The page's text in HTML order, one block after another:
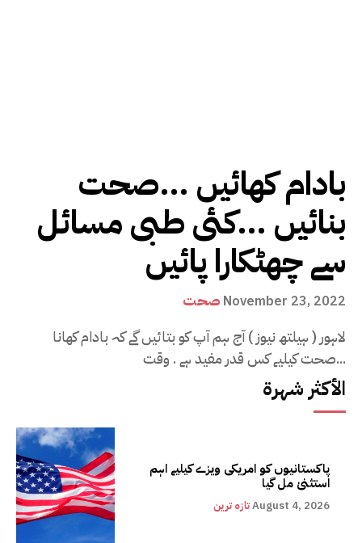
بادام کھائیں …صحت
بنائیں …کئی طبی مسائل
سے چھٹکارا پائیں
صحت November 23, 2022
لاہور ( ہیلتھ نیوز ) آج ہم آپ کو بتائیں گے کہ بادام کھانا
صحت کیلیے کس قدر مفید ہے . وقت...
الأكثر شهرة
پاکستانیوں کو امریکی ویزے کیلیے اہم
استثنیٰ مل گیا
تازہ ترینAugust 4, 2026